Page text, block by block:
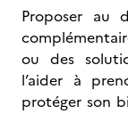
Proposer au
ou des
l’aider à
protéger son